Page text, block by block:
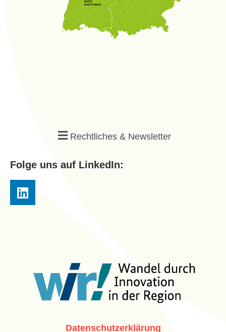
Rechtliches & Newsletter
Folge uns auf LinkedIn:
Datenschutzerklärung